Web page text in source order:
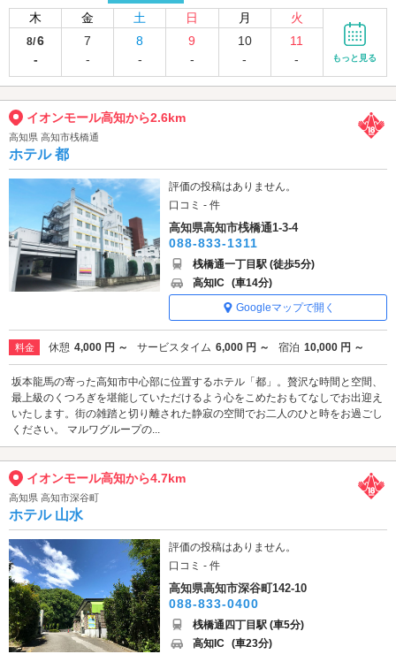
木
金 土 日 月 火
8/6
-
7
-
8
-
9
-
10
-
11
-
もっと見る
イオンモール高知から2.6km
高知県 高知市桟橋通
ホテル 都
評価の投稿はありません。
口コミ - 件
高知県高知市桟橋通1-3-4
088-833-1311
桟橋通一丁目駅 (徒歩5分)
高知IC (車14分)
Googleマップで開く
料金 休憩 4,000 円 ～ サービスタイム 6,000 円 ～ 宿泊 10,000 円 ～
坂本龍馬の寄った高知市中心部に位置するホテル「都」。贅沢な時間と空間、
最上級のくつろぎを堪能していただけるよう心をこめたおもてなしでお出迎え
いたします。街の雑踏と切り離された静寂の空間でお二人のひと時をお過ごし
ください。 マルワグループの...
イオンモール高知から4.7km
高知県 高知市深谷町
ホテル 山水
評価の投稿はありません。
口コミ - 件
高知県高知市深谷町142-10
088-833-0400
桟橋通四丁目駅 (車5分)
高知IC (車23分)